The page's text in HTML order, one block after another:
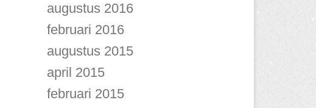
augustus 2016
februari 2016
augustus 2015
april 2015
februari 2015